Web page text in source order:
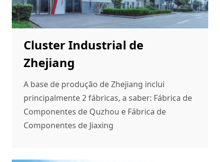
Cluster Industrial de
Zhejiang
A base de produção de Zhejiang inclui
principalmente 2 fábricas, a saber: Fábrica de
Componentes de Quzhou e Fábrica de
Componentes de Jiaxing